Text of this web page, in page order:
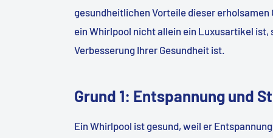
gesundheitlichen Vorteile dieser erholsamen
ein Whirlpool nicht allein ein Luxusartikel
Verbesserung Ihrer Gesundheit ist.
Grund 1: Entspannung und
Ein Whirlpool ist gesund, weil er